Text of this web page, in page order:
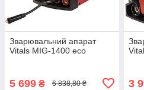
Зварювальний апарат
Vitals MIG-1400 есо
5 699 ₴ 6 838,80 ₴ 3